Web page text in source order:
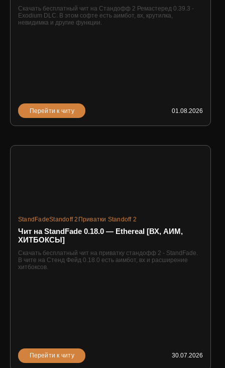
Скачать бесплатный чит на Стандофф 2 Ремастеред 0.39.3 -
Exodium DLC. В этом софте есть аимбот, вх, крутилка,
невидимка и другие функции.
Перейти к читу 01.08.2026
StandFadeStandoff 2 Приватки Standoff 2
Чит на StandFade 0.18.0 — Ethereal [ВХ, АИМ,
ХИТБОКСЫ]
Скачать бесплатный чит на приватку стандофф 2 - StandFade.
В чите на Стенд Фейд 0.18.0 есть аимбот, вх и расширение
хитбоксов.
Перейти к читу 30.07.2026